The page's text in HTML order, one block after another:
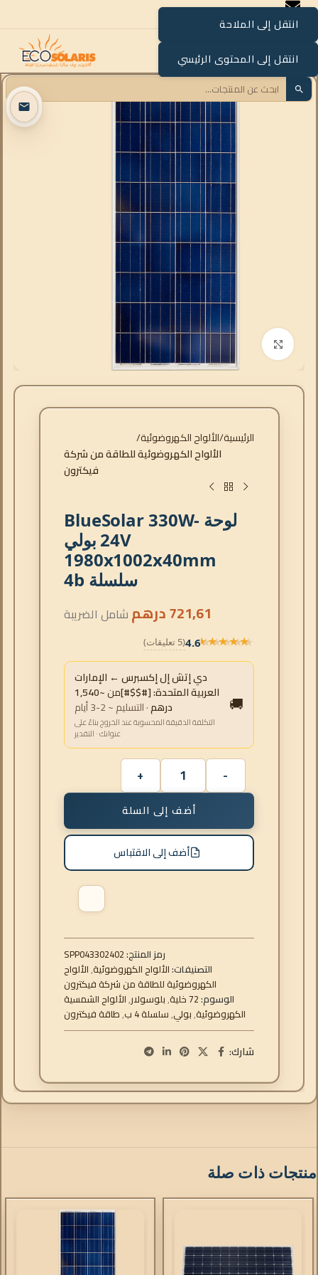
انتقل إلى الملاحة
انتقل إلى المحتوى الرئيسي
انقر للتكبير
الرئيسية الألواح الكهروضوئية
الألواح الكهروضوئية للطاقة من شركة
فيكترون
لوحة BlueSolar 330W-
24V بولي
1980x1002x40mm
سلسلة 4b
721,61درهم شامل الضريبة
★★★★★
★★★★★
4.6(5 تعليقات)
🚚
دي إتش إل إكسبرس ← الإمارات
العربية المتحدة: [#$$#]من ~1,540
درهم· التسليم ~ 2-3 أيام
التكلفة الدقيقة المحسوبة عند الخروج بناءً على
عنوانك · التقدير
أضف إلى السلة
أضف إلى الاقتباس
رمز المنتج: SPP043302402
التصنيفات:الألواح الكهروضوئية,الألواح
الكهروضوئية للطاقة من شركة فيكترون
الوسوم:72 خلية ,بلوسولار,الألواح الشمسية
الكهروضوئية,بولي,سلسلة 4 ب ,طاقة فيكترون
شارك:
منتجات ذات صلة